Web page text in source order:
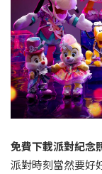
免費下載派對紀念
派對時刻當然要好